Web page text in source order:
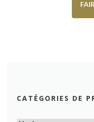
CATÉGORIES DE